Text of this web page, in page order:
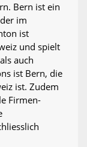
Bern ist ein
im
ist
und spielt
auch
ist Bern, die
ist. Zudem
Firmen-